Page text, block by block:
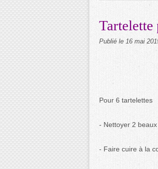
Tartelette
Publié le 16 mai
Pour 6 tartelettes
- Nettoyer 2
- Faire cuire à la